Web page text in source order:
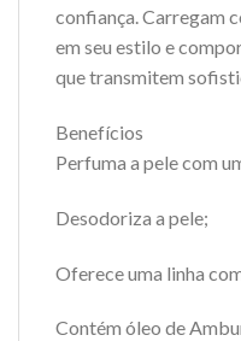
confiança. Carregam
em seu estilo e
que transmitem
Benefícios
Perfuma a pele com
Desodoriza a pele;
Oferece uma linha
Contém óleo de